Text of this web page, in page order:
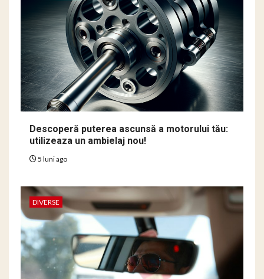
Descoperă puterea ascunsă a motorului tău:
utilizeaza un ambielaj nou!
5 luni ago
DIVERSE